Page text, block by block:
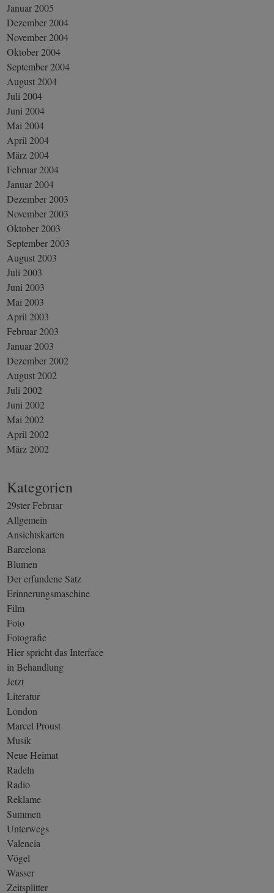
Januar 2005
Dezember 2004
November 2004
Oktober 2004
September 2004
August 2004
Juli 2004
Juni 2004
Mai 2004
April 2004
März 2004
Februar 2004
Januar 2004
Dezember 2003
November 2003
Oktober 2003
September 2003
August 2003
Juli 2003
Juni 2003
Mai 2003
April 2003
Februar 2003
Januar 2003
Dezember 2002
August 2002
Juli 2002
Juni 2002
Mai 2002
April 2002
März 2002
Kategorien
29ster Februar
Allgemein
Ansichtskarten
Barcelona
Blumen
Der erfundene Satz
Erinnerungsmaschine
Film
Foto
Fotografie
Hier spricht das Interface
in Behandlung
Jetzt
Literatur
London
Marcel Proust
Musik
Neue Heimat
Radeln
Radio
Reklame
Summen
Unterwegs
Valencia
Vögel
Wasser
Zeitsplitter